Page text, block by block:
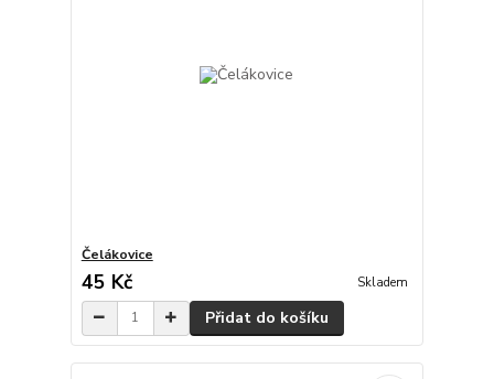
Čelákovice
45 Kč Skladem
Přidat do košíku